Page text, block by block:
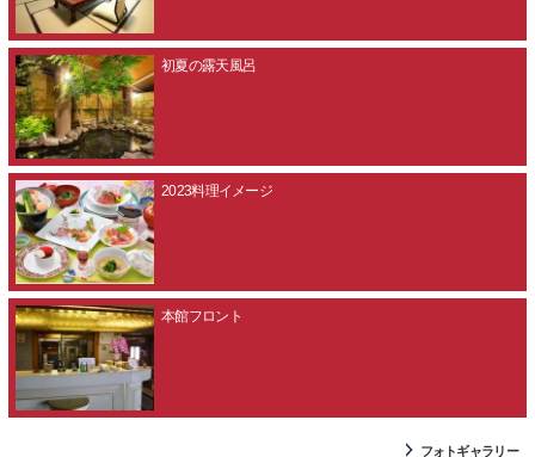
初夏の露天風呂
2023料理イメージ
本館フロント
フォトギャラリー